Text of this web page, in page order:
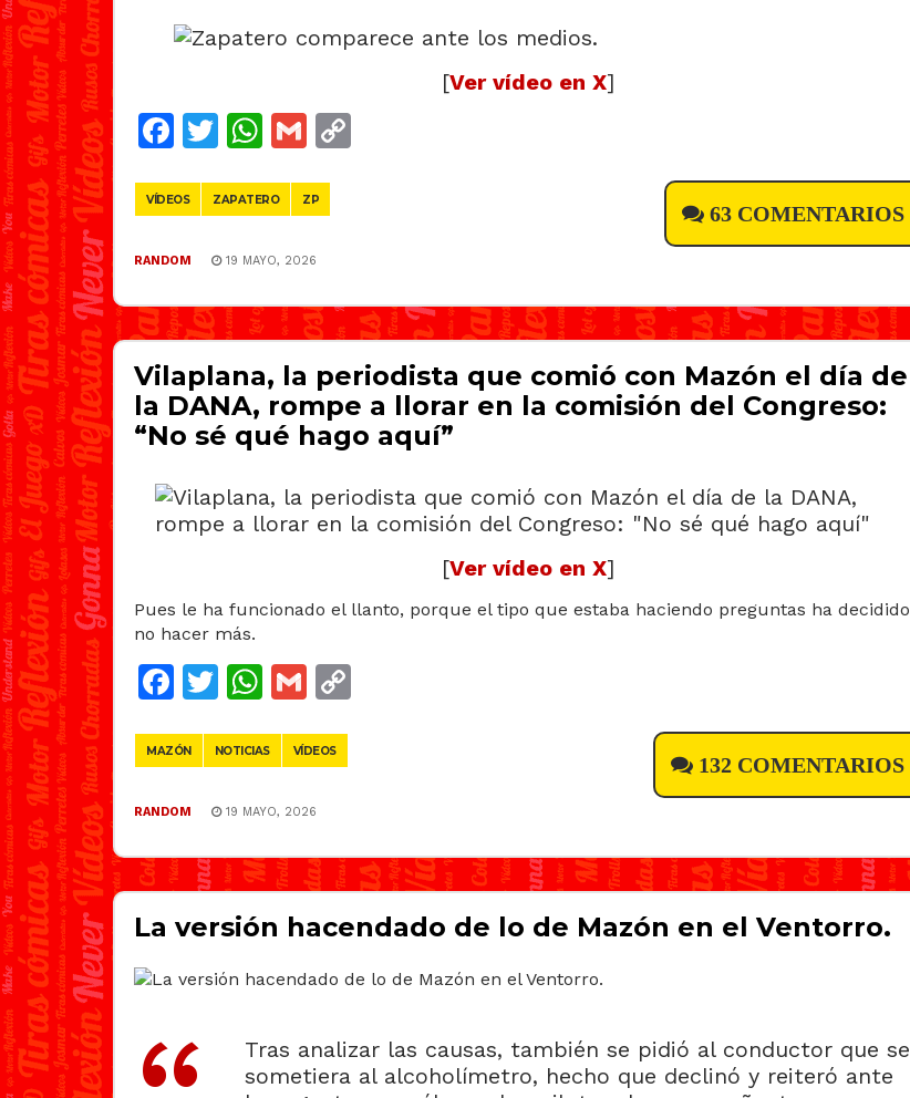
[Ver vídeo en X]
Facebook
Twitter
WhatsApp
Gmail
VÍDEOS ZAPATERO ZP
63 COMENTARIOS
RANDOM 19 MAYO, 2026
Vilaplana, la periodista que comió con Mazón el día de
la DANA, rompe a llorar en la comisión del Congreso:
“No sé qué hago aquí”
[Ver vídeo en X]
Pues le ha funcionado el llanto, porque el tipo que estaba haciendo preguntas ha decidido
no hacer más.
Facebook
Twitter
WhatsApp
Gmail
MAZÓN NOTICIAS VÍDEOS
132 COMENTARIOS
RANDOM 19 MAYO, 2026
La versión hacendado de lo de Mazón en el Ventorro.
Tras analizar las causas, también se pidió al conductor que se
sometiera al alcoholímetro, hecho que declinó y reiteró ante